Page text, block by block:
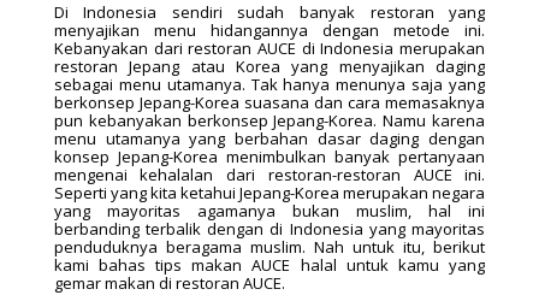
Di Indonesia sendiri sudah banyak restoran yang
menyajikan menu hidangannya dengan metode ini.
Kebanyakan dari restoran AUCE di Indonesia merupakan
restoran Jepang atau Korea yang menyajikan daging
sebagai menu utamanya. Tak hanya menunya saja yang
berkonsep Jepang-Korea suasana dan cara memasaknya
pun kebanyakan berkonsep Jepang-Korea. Namu karena
menu utamanya yang berbahan dasar daging dengan
konsep Jepang-Korea menimbulkan banyak pertanyaan
mengenai kehalalan dari restoran-restoran AUCE ini.
Seperti yang kita ketahui Jepang-Korea merupakan negara
yang mayoritas agamanya bukan muslim, hal ini
berbanding terbalik dengan di Indonesia yang mayoritas
penduduknya beragama muslim. Nah untuk itu, berikut
kami bahas tips makan AUCE halal untuk kamu yang
gemar makan di restoran AUCE.